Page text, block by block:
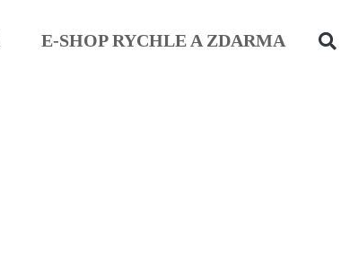
E-SHOP RYCHLE A ZDARMA